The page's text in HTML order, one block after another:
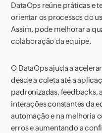
DataOps reúne práticas e
orientar os processos do
Assim, pode melhorar a
colaboração da equipe.
O DataOps ajuda a
desde a coleta até a
padronizadas, feedbacks,
interações constantes da
automação e na melhoria
erros e aumentando a